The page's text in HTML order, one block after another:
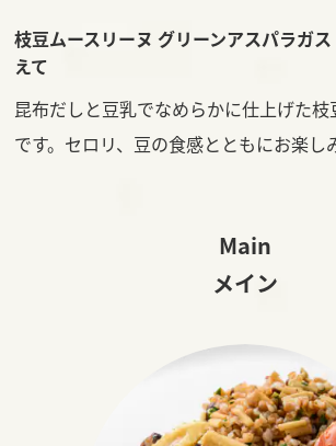
枝豆ムースリーヌ グリーンアスパラガ
えて
昆布だしと豆乳でなめらかに仕上げた枝
です。セロリ、豆の食感とともにお楽し
Main
メイン